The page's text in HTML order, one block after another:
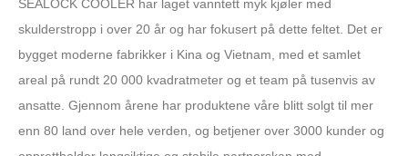
SEALOCK COOLER har laget vanntett myk kjøler med
skulderstropp i over 20 år og har fokusert på dette feltet. Det er
bygget moderne fabrikker i Kina og Vietnam, med et samlet
areal på rundt 20 000 kvadratmeter og et team på tusenvis av
ansatte. Gjennom årene har produktene våre blitt solgt til mer
enn 80 land over hele verden, og betjener over 3000 kunder og